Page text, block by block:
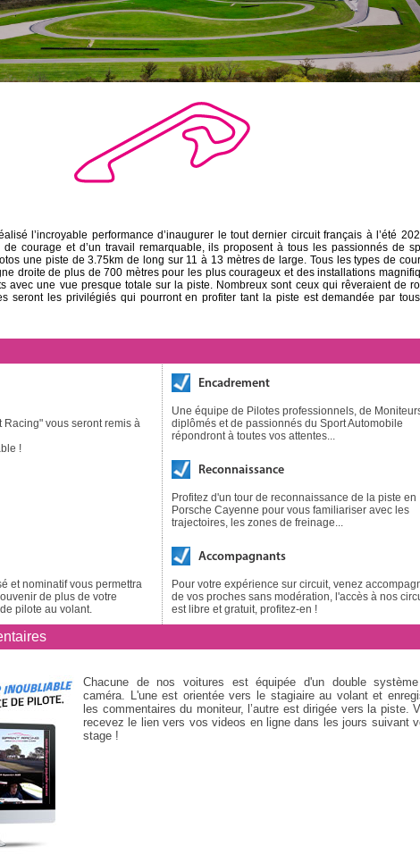
Racing" vous seront remis à
!
Encadrement
Une équipe de Pilotes professionnels, de
diplômés et de passionnés du Sport Automobile
répondront à toutes vos attentes...
Reconnaissance
Profitez d'un tour de reconnaissance de la piste en
Porsche Cayenne pour vous familiariser avec les
trajectoires, les zones de freinage...
et nominatif vous permettra
de plus de votre
pilote au volant.
Accompagnants
Pour votre expérience sur circuit, venez
de vos proches sans modération, l'accès à nos
est libre et gratuit, profitez-en !
Chacune de nos voitures est équipée d'un double
caméra. L'une est orientée vers le stagiaire au volant et
les commentaires du moniteur, l’autre est dirigée vers la piste.
recevez le lien vers vos videos en ligne dans les jours suivant
stage !
l’incroyable performance d’inaugurer le tout dernier circuit français à l’été
de courage et d’un travail remarquable, ils proposent à tous les passionnés de
une piste de 3.75km de long sur 11 à 13 mètres de large. Tous les types de
droite de plus de 700 mètres pour les plus courageux et des installations
avec une vue presque totale sur la piste. Nombreux sont ceux qui rêveraient de
seront les privilégiés qui pourront en profiter tant la piste est demandée par